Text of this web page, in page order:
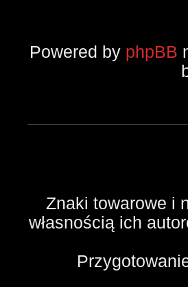
Powered by phpBB
Znaki towarowe i
własnością ich